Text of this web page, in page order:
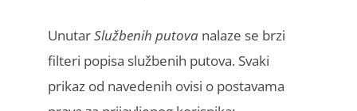
UnutarSlužbenih putova nalaze se brzi
filteri popisa službenih putova. Svaki
prikaz od navedenih ovisi o postavama